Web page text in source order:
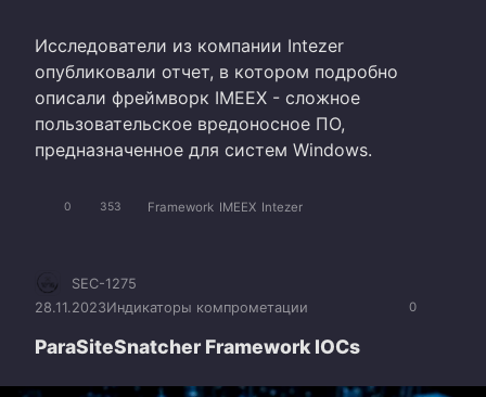
Исследователи из компании Intezer
опубликовали отчет, в котором подробно
описали фреймворк IMEEX - сложное
пользовательское вредоносное ПО,
предназначенное для систем Windows.
0 353 Framework IMEEX Intezer
0
SEC-1275
28.11.2023Индикаторы компрометации
ParaSiteSnatcher Framework IOCs